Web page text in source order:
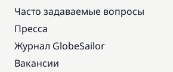
Часто задаваемые вопросы
Пресса
Журнал GlobeSailor
Вакансии